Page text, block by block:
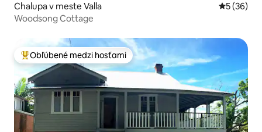
Chalupa v meste Valla
5 (36)
Woodsong Cottage
Najobľúbenejšie medzi hosťami
Obľúbené medzi hosťami